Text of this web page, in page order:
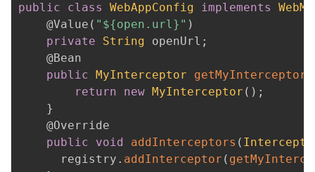
public
class WebAppConfig implements
@Value ( "${open.url}" )
private
String openUrl ;
@Bean
public
MyInterceptor getMyInterceptor
return
new MyInterceptor ( ) ;
}
@Override
public
void addInterceptors (
      registry
. addInterceptor (